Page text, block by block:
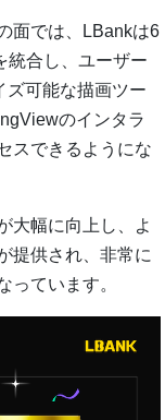
面では、LBankは6
統合し、ユーザー
ズ可能な描画ツー
のインタラ
スできるようにな
大幅に向上し、よ
提供され、非常に
っています。